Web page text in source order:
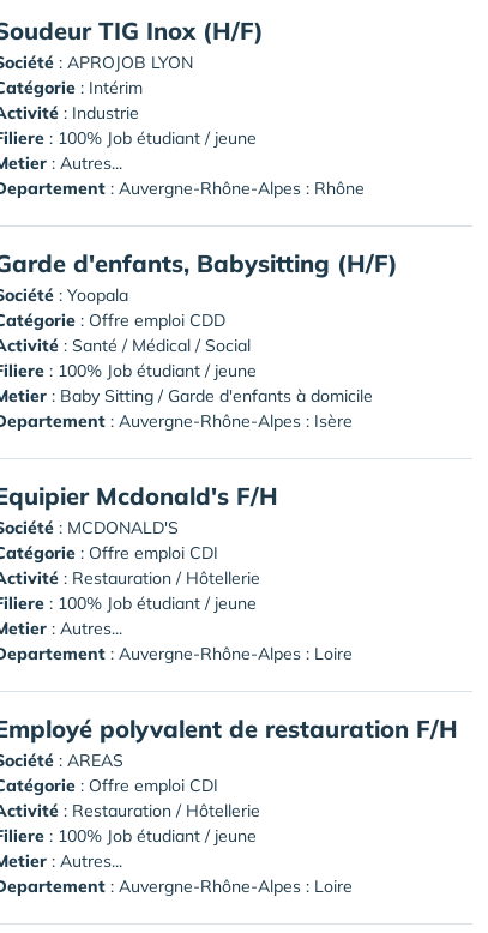
TIG Inox (H/F)
: APROJOB LYON
: Intérim
: Industrie
: 100% Job étudiant / jeune
: Autres...
: Auvergne-Rhône-Alpes : Rhône
d'enfants, Babysitting (H/F)
: Yoopala
: Offre emploi CDD
: Santé / Médical / Social
: 100% Job étudiant / jeune
: Baby Sitting / Garde d'enfants à domicile
: Auvergne-Rhône-Alpes : Isère
Mcdonald's F/H
: MCDONALD'S
: Offre emploi CDI
: Restauration / Hôtellerie
: 100% Job étudiant / jeune
: Autres...
: Auvergne-Rhône-Alpes : Loire
polyvalent de restauration F/H
: AREAS
: Offre emploi CDI
: Restauration / Hôtellerie
: 100% Job étudiant / jeune
: Autres...
: Auvergne-Rhône-Alpes : Loire